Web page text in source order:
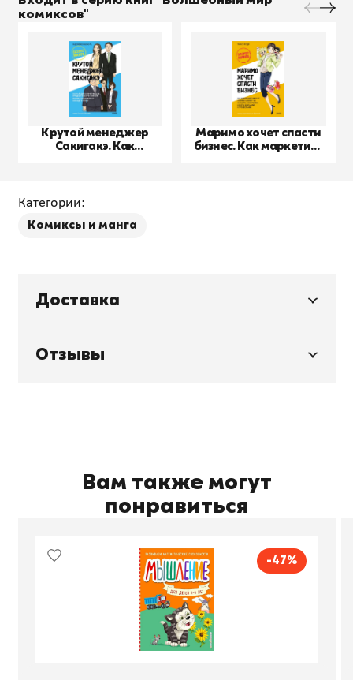
комиксов"
Крутой менеджер
Сакигакэ. Как
сопротивление
переменам и привести
команду к успеху
Маримо хочет спасти
бизнес. Как маркетинг
Категории:
Комиксы и манга
Доставка
Отзывы
Вам также могут
понравиться
-47%